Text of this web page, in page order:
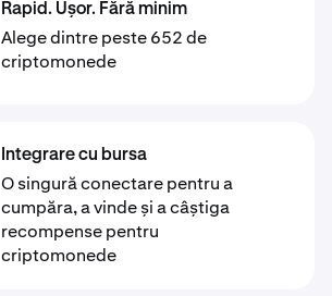
Rapid. Ușor. Fără minim
Alege dintre peste 652 de
criptomonede
Integrare cu bursa
O singură conectare pentru a
cumpăra, a vinde și a câștiga
recompense pentru
criptomonede